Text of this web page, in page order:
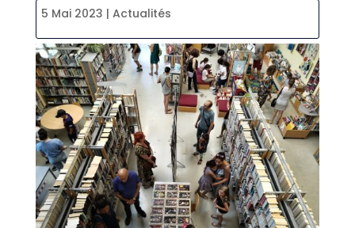
5 Mai 2023 | Actualités